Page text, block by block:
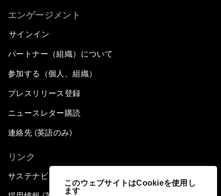
このウェブサイトはCookieを使用し
ます
エンゲージメント
サインイン
パートナー（組織）について
参加する（個人、組織）
プレスリリース登録
ニュースレター購読
連絡先 (英語のみ)
リンク
サステナビリティへの取り組み